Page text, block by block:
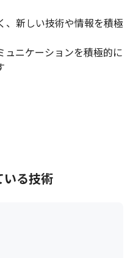
イツリーや富士山を眺めなが
、新しい技術や情報を積極
ュニケーションを積極的に
いる技術